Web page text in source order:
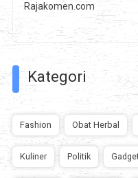
Rajakomen.com
Kategori
Fashion Obat Herbal
Kuliner Politik